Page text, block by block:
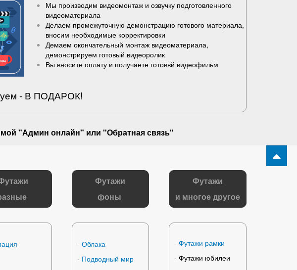
Мы производим видеомонтаж и озвучку подготовленного
видеоматериала
Делаем промежуточную демонстрацию готового материала,
вносим необходимые корректировки
Демаем окончательный монтаж видеоматериала,
демонстрируем готовый видеоролик
Вы вносите оплату и получаете готоввй видеофильм
- В ПОДАРОК!
"Админ онлайн" или "Обратная связь"
Футажи
фоны
- Облака
- Подводный мир
Футажи
и многое другое
-Футажи рамки
-Футажи юбилеи